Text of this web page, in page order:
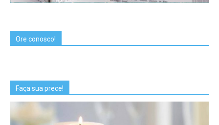
Ore conosco!
Faça sua prece!